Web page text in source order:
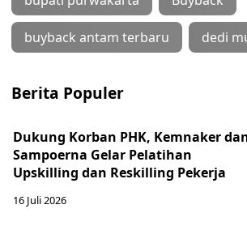
buyback antam terbaru dedi
Berita Populer
Dukung Korban PHK, Kemnaker
Sampoerna Gelar Pelatihan
Upskilling dan Reskilling Pekerja
16 Juli 2026